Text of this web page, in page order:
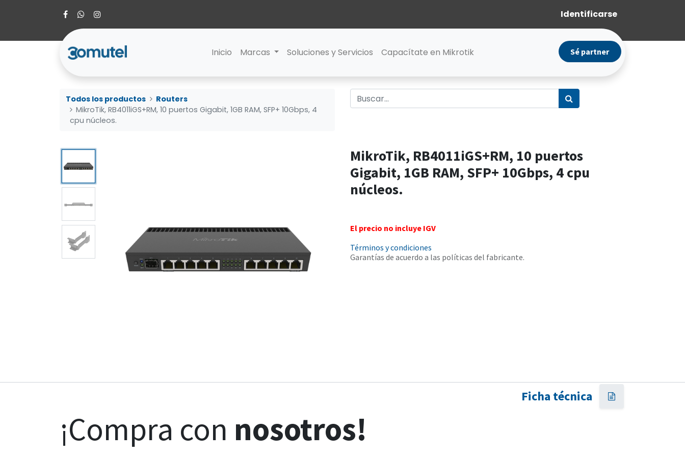
Identificarse
Inicio Marcas Soluciones y Servicios Capacítate en Mikrotik Sé partner
Todos los productos
Routers
MikroTik, RB4011iGS+RM, 10 puertos Gigabit, 1GB RAM, SFP+ 10Gbps, 4
cpu núcleos.
MikroTik, RB4011iGS+RM, 10 puertos
Gigabit, 1GB RAM, SFP+ 10Gbps, 4 cpu
núcleos.
El precio no incluye IGV
Términos y condiciones
Garantías de acuerdo a las políticas del fabricante.
Ficha técnica
¡Compra con nosotros!